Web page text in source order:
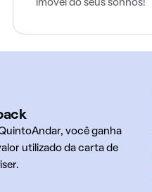
imóvel do seus sonhos!
você ganha
utilizado da carta de